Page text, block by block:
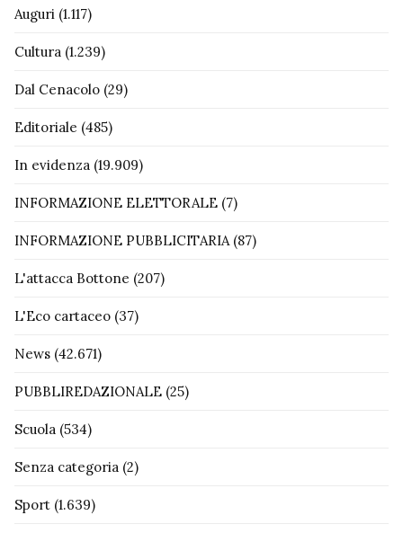
Auguri (1.117)
Cultura (1.239)
Dal Cenacolo (29)
Editoriale (485)
In evidenza (19.909)
INFORMAZIONE ELETTORALE (7)
INFORMAZIONE PUBBLICITARIA(87)
L'attacca Bottone (207)
L'Eco cartaceo (37)
News (42.671)
PUBBLIREDAZIONALE (25)
Scuola (534)
Senza categoria (2)
Sport (1.639)